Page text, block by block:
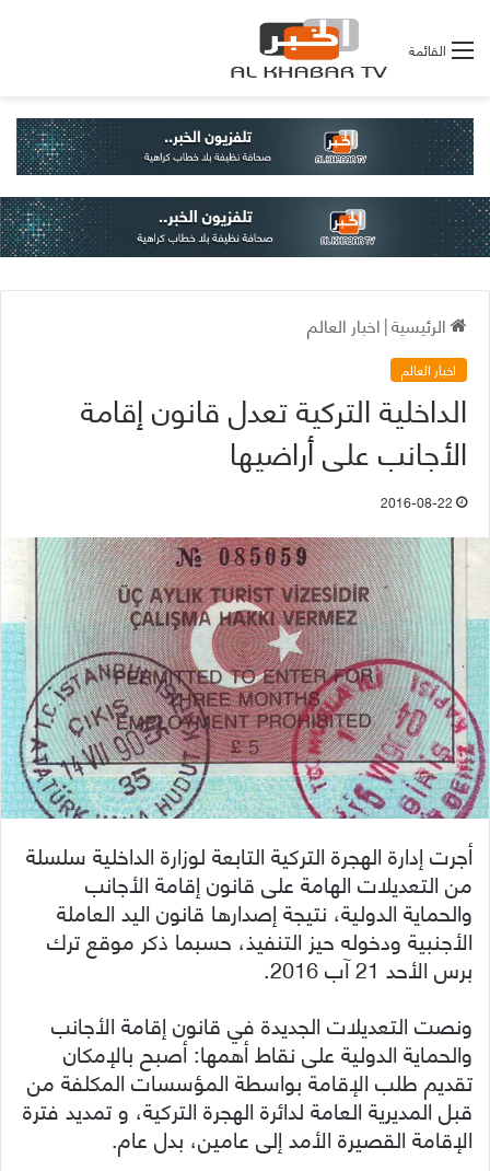
القائمة
الرئيسية|اخبار العالم
اخبار العالم
الداخلية التركية تعدل قانون إقامة
الأجانب على أراضيها
2016-08-22
أجرت إدارة الهجرة التركية التابعة لوزارة الداخلية سلسلة
من التعديلات الهامة على قانون إقامة الأجانب
والحماية الدولية، نتيجة إصدارها قانون اليد العاملة
الأجنبية ودخوله حيز التنفيذ، حسبما ذكر موقع ترك
برس الأحد 21 آب 2016.
ونصت التعديلات الجديدة في قانون إقامة الأجانب
والحماية الدولية على نقاط أهمها: أصبح بالإمكان
تقديم طلب الإقامة بواسطة المؤسسات المكلفة من
قبل المديرية العامة لدائرة الهجرة التركية، و تمديد فترة
الإقامة القصيرة الأمد إلى عامين، بدل عام.